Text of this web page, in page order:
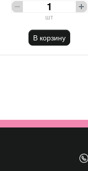
шт
В корзину